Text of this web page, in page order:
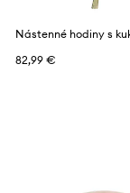
82,99 €